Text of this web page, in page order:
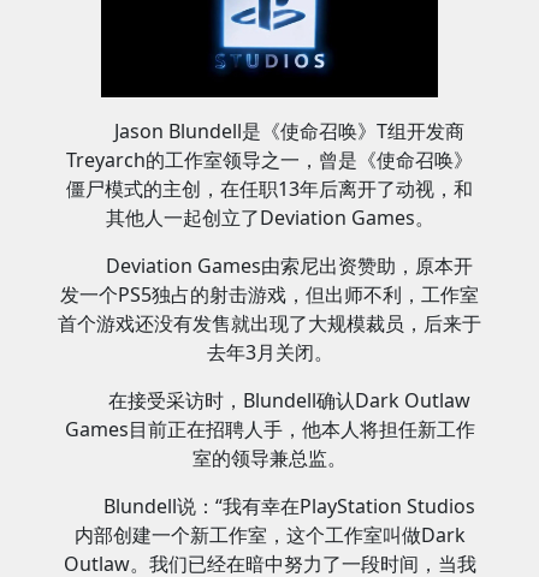
Jason Blundell是《使命召唤》T组开发商
Treyarch的工作室领导之一，曾是《使命召唤》
僵尸模式的主创，在任职13年后离开了动视，和
其他人一起创立了Deviation Games。
Deviation Games由索尼出资赞助，原本开
发一个PS5独占的射击游戏，但出师不利，工作室
首个游戏还没有发售就出现了大规模裁员，后来于
去年3月关闭。
在接受采访时，Blundell确认Dark Outlaw
Games目前正在招聘人手，他本人将担任新工作
室的领导兼总监。
Blundell说：“我有幸在PlayStation Studios
内部创建一个新工作室，这个工作室叫做Dark
Outlaw。我们已经在暗中努力了一段时间，当我